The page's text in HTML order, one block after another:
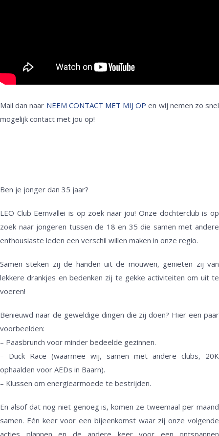
Mail dan naar NEEM CONTACT MET MIJ OP en wij nemen zo snel
mogelijk contact met jou op!
Ben je jonger dan 35 jaar?
LEO Club Eemvallei is op zoek naar jou! Onze dochterclub is op
zoek naar jongeren tussen de 18 en 35 die samen met andere
enthousiaste leden een verschil willen maken in onze regio.
Samen steken zij de handen uit de mouwen, genieten zij van
lekkere drankjes en bedenken zij te gekke activiteiten om uit te
voeren!
Benieuwd naar de geweldige dingen die zij doen? Hier een paar
voorbeelden:
– Paasbrunch voor minder bedeelde gezinnen.
– Duck Race (waarmee wij, samen met andere clubs, 20K
ophaalden voor AEDs in Baarn).
– Klussen om energiearmoede te bestrijden.
En alsof dat nog niet genoeg is, komen ze tweemaal per maand
samen. Eén keer voor een bijeenkomst waar zij onze volgende
acties plannen en de andere keer voor een ontspannen